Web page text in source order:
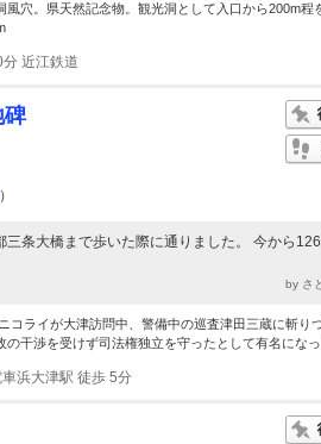
風穴。県天然記念物。観光洞として入口から200m程
近江鉄道
碑
）
三条大橋まで歩いた際に通りました。 今から
by さ
コライが大津訪問中、警備中の巡査津田三蔵に斬り
の干渉を受けず司法権独立を守ったとして有名になっ
浜大津駅 徒歩 5分